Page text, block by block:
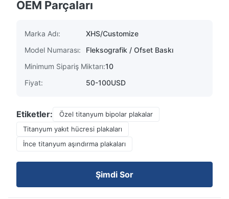
OEM Parçaları
Marka Adı:
XHS/Customize
Model Numarası:
Fleksografik / Ofset Baskı
Minimum Sipariş Miktarı:10
Fiyat:
50-100USD
Etiketler:
Özel titanyum bipolar plakalar
Titanyum yakıt hücresi plakaları
İnce titanyum aşındırma plakaları
Şimdi Sor